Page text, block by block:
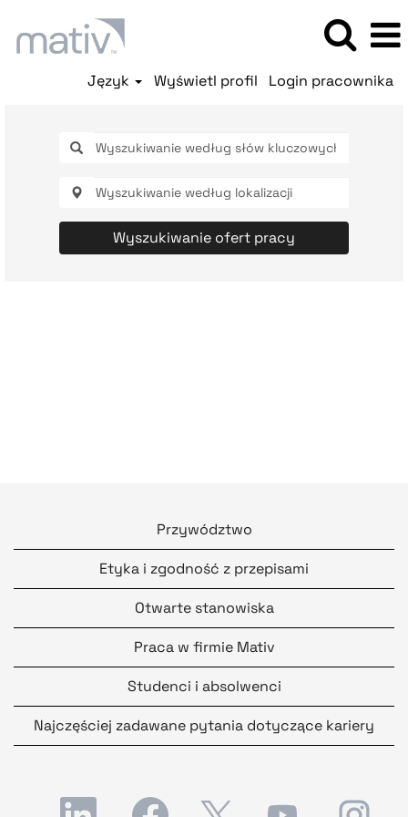
Język Wyświetl profil Login pracownika
Wyszukiwanie ofert pracy
Przywództwo
Etyka i zgodność z przepisami
Otwarte stanowiska
Praca w firmie Mativ
Studenci i absolwenci
Najczęściej zadawane pytania dotyczące kariery
O O O O